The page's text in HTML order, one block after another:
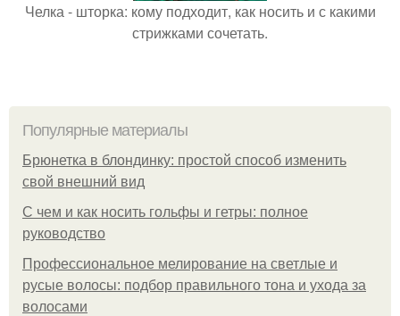
Челка - шторка: кому подходит, как носить и с какими
стрижками сочетать.
Популярные материалы
Брюнетка в блондинку: простой способ изменить
свой внешний вид
С чем и как носить гольфы и гетры: полное
руководство
Профессиональное мелирование на светлые и
русые волосы: подбор правильного тона и ухода за
волосами